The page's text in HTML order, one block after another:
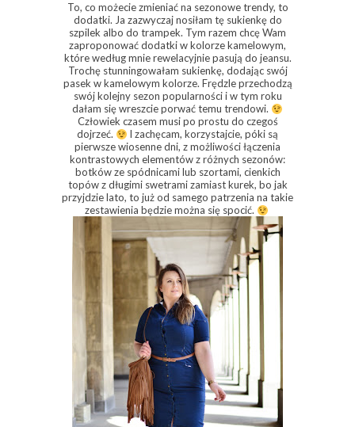
To, co możecie zmieniać na sezonowe trendy, to
dodatki. Ja zazwyczaj nosiłam tę sukienkę do
szpilek albo do trampek. Tym razem chcę Wam
zaproponować dodatki w kolorze kamelowym,
które według mnie rewelacyjnie pasują do jeansu.
Trochę stunningowałam sukienkę, dodając swój
pasek w kamelowym kolorze. Frędzle przechodzą
swój kolejny sezon popularności i w tym roku
dałam się wreszcie porwać temu trendowi.
Człowiek czasem musi po prostu do czegoś
dojrzeć.
I zachęcam, korzystajcie, póki są
pierwsze wiosenne dni, z możliwości łączenia
kontrastowych elementów z różnych sezonów:
botków ze spódnicami lub szortami, cienkich
topów z długimi swetrami zamiast kurek, bo jak
przyjdzie lato, to już od samego patrzenia na takie
zestawienia będzie można się spocić.